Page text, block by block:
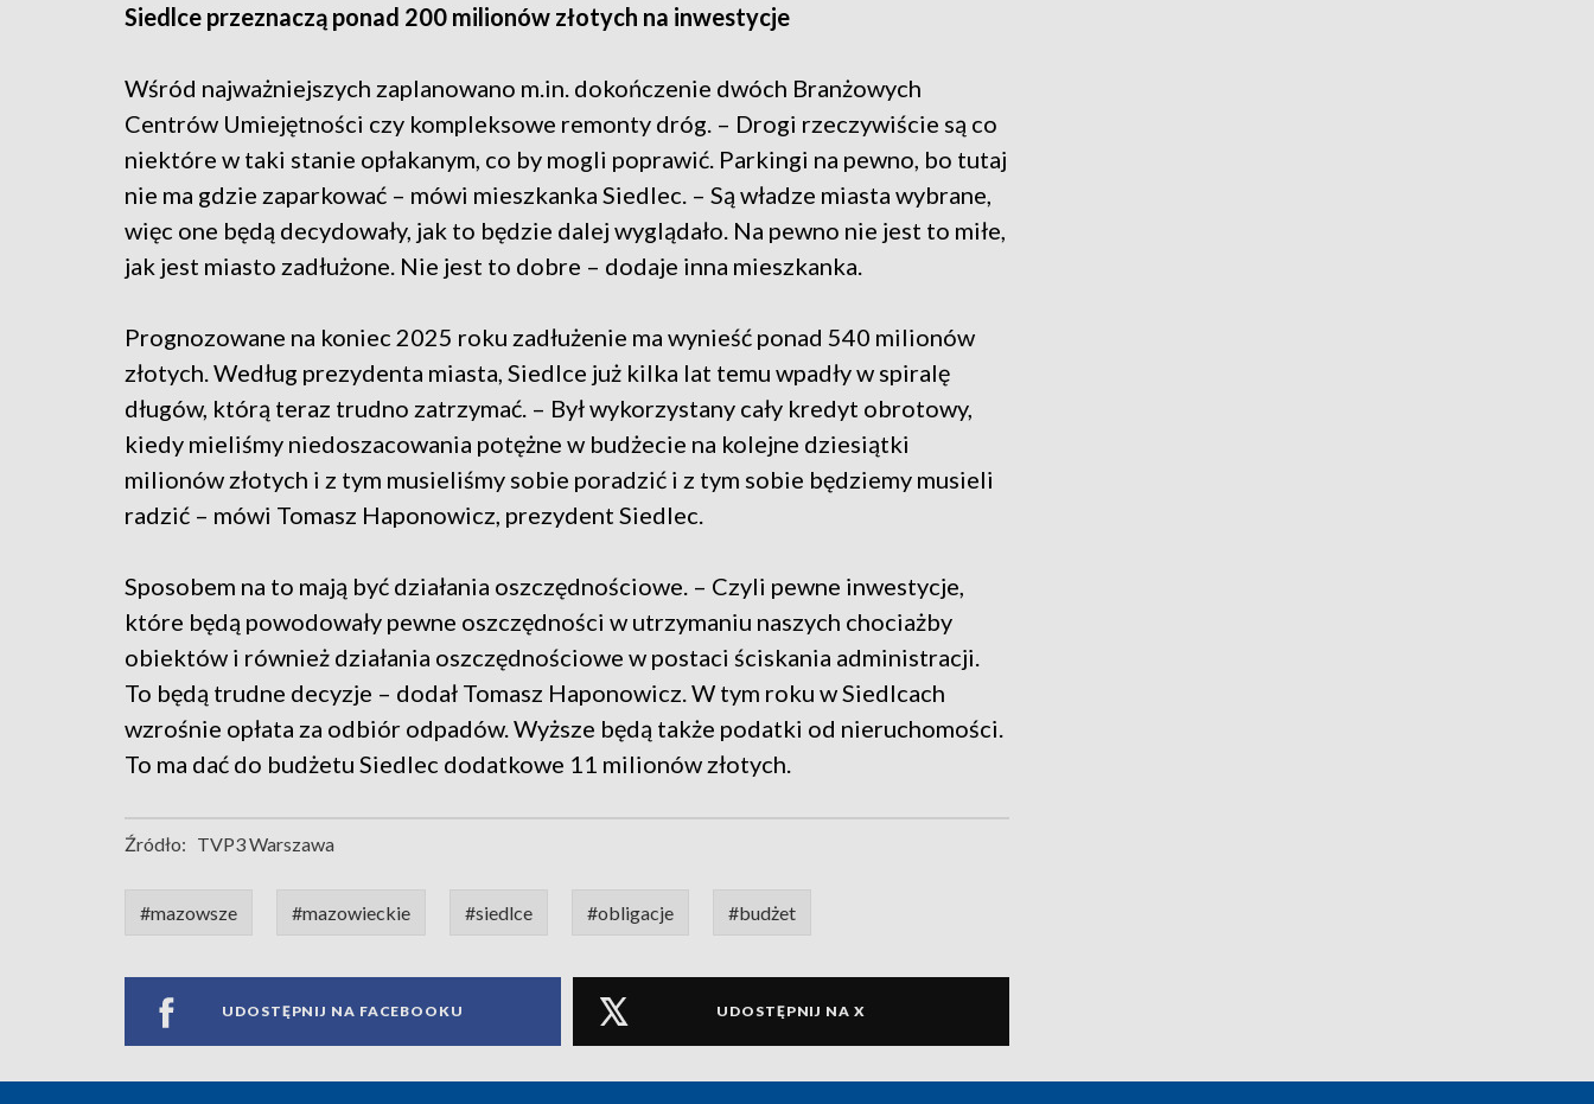
Siedlce przeznaczą ponad 200 milionów złotych na inwestycje
Wśród najważniejszych zaplanowano m.in. dokończenie dwóch Branżowych
Centrów Umiejętności czy kompleksowe remonty dróg. – Drogi rzeczywiście są co
niektóre w taki stanie opłakanym, co by mogli poprawić. Parkingi na pewno, bo tutaj
nie ma gdzie zaparkować – mówi mieszkanka Siedlec. – Są władze miasta wybrane,
więc one będą decydowały, jak to będzie dalej wyglądało. Na pewno nie jest to miłe,
jak jest miasto zadłużone. Nie jest to dobre – dodaje inna mieszkanka.
Prognozowane na koniec 2025 roku zadłużenie ma wynieść ponad 540 milionów
złotych. Według prezydenta miasta, Siedlce już kilka lat temu wpadły w spiralę
długów, którą teraz trudno zatrzymać. – Był wykorzystany cały kredyt obrotowy,
kiedy mieliśmy niedoszacowania potężne w budżecie na kolejne dziesiątki
milionów złotych i z tym musieliśmy sobie poradzić i z tym sobie będziemy musieli
radzić – mówi Tomasz Haponowicz, prezydent Siedlec.
Sposobem na to mają być działania oszczędnościowe. – Czyli pewne inwestycje,
które będą powodowały pewne oszczędności w utrzymaniu naszych chociażby
obiektów i również działania oszczędnościowe w postaci ściskania administracji.
To będą trudne decyzje – dodał Tomasz Haponowicz. W tym roku w Siedlcach
wzrośnie opłata za odbiór odpadów. Wyższe będą także podatki od nieruchomości.
To ma dać do budżetu Siedlec dodatkowe 11 milionów złotych.
Źródło: TVP3 Warszawa
#mazowsze #mazowieckie #siedlce #obligacje #budżet
UDOSTĘPNIJ NA FACEBOOKU UDOSTĘPNIJ NA X